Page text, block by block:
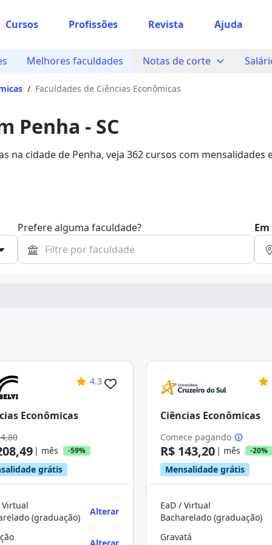
Cursos Profissões Revista Ajuda
Melhores faculdades Notas de corte
/ Faculdades de Ciências Econômicas
Penha - SC
na cidade de Penha, veja 362 cursos com mensalidades
Prefere alguma faculdade?
4.3
Econômicas
| mês -59%
grátis
Virtual
(graduação)
Alterar
Ciências Econômicas
Comece pagando
R$ 143,20 | mês -20%
Mensalidade grátis
EaD / Virtual
Bacharelado (graduação)
Gravatá